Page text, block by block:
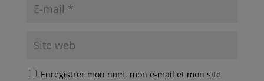
Enregistrer mon nom, mon e-mail et mon site